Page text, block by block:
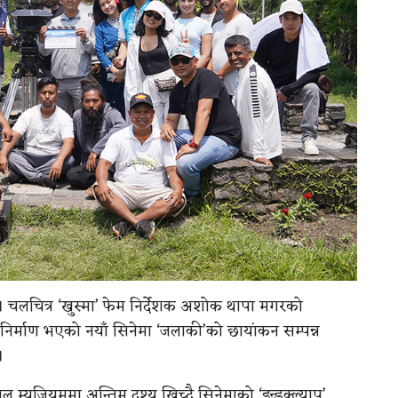
चलचित्र ‘खुस्मा’ फेम निर्देशक अशोक थापा मगरको
भएको नयाँ सिनेमा ‘जलाकी’को छायांकन सम्पन्न